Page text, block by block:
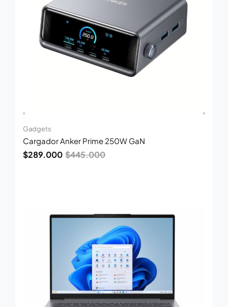
Gadgets
Cargador Anker Prime 250W GaN
$445.000
$289.000